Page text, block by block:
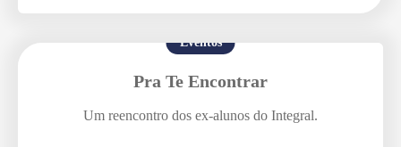
Eventos
Pra Te Encontrar
Um reencontro dos ex-alunos do Integral.
Agende uma visita